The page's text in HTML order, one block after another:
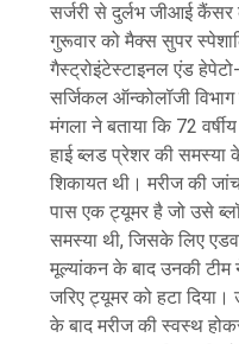
सर्जरी से दुर्लभ जीआई
गुरूवार को मैक्स सुपर
गैस्ट्रोइंटेस्टाइनल एंड
सर्जिकल ऑन्कोलॉजी
मंगला ने बताया कि 72
हाई ब्लड प्रेशर की
शिकायत थी। मरीज की
पास एक ट्यूमर है जो उसे
समस्या थी, जिसके लिए
मूल्यांकन के बाद उनकी टीम
जरिए ट्यूमर को हटा
के बाद मरीज की स्वस्थ